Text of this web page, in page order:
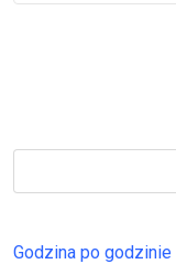
Godzina po godzinie